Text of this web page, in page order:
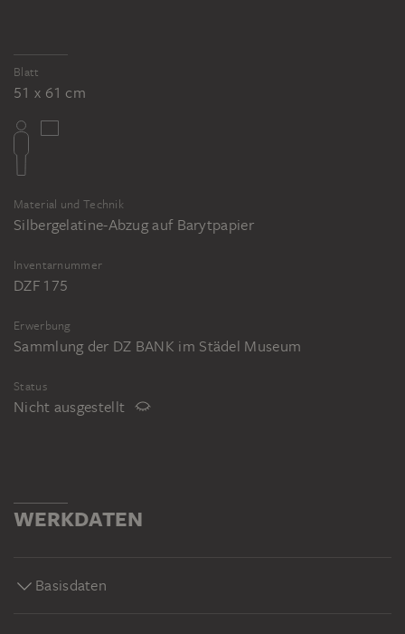
Blatt
51 x 61 cm
Material und Technik
Silbergelatine-Abzug auf Barytpapier
Inventarnummer
DZF 175
Erwerbung
Sammlung der DZ BANK im Städel Museum
Status
Nicht ausgestellt
WERKDATEN
Basisdaten